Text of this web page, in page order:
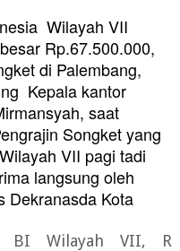
Wilayah VII
Rp.67.500.000,
di Palembang,
Kepala kantor
saat
Songket yang
VII pagi tadi
langsung oleh
Dekranasda Kota
BI Wilayah VII, R